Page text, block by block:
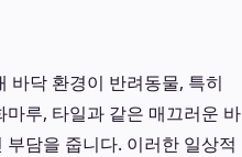
바닥 환경이 반려동물, 특히
루, 타일과 같은 매끄러운 바
담을 줍니다. 이러한 일상적